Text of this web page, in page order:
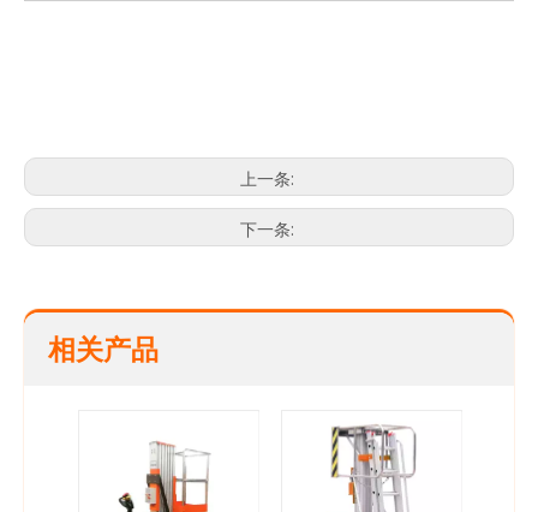
上一条:
下一条:
相关产品